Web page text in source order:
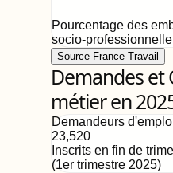
Pourcentage des
socio-professionnelle
Source France Travail
Demandes et
métier en
Demandeurs
23,520
Inscrits en fin de
(1er trimestre 2025)